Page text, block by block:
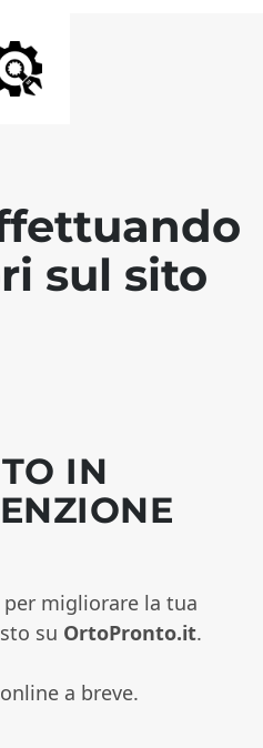
sul sito
IN
migliorare la tua
su OrtoPronto.it.
a breve.